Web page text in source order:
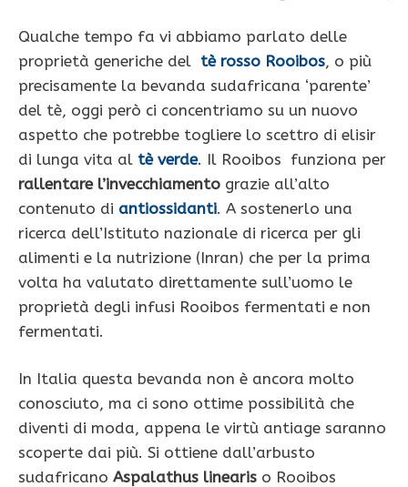
Qualche tempo fa vi abbiamo parlato delle
proprietà generiche del tè rosso Rooibos, o più
precisamente la bevanda sudafricana ‘parente’
del tè, oggi però ci concentriamo su un nuovo
aspetto che potrebbe togliere lo scettro di elisir
di lunga vita al tè verde. Il Rooibos funziona per
rallentare l’invecchiamento grazie all’alto
contenuto di antiossidanti. A sostenerlo una
ricerca dell’Istituto nazionale di ricerca per gli
alimenti e la nutrizione (Inran) che per la prima
volta ha valutato direttamente sull’uomo le
proprietà degli infusi Rooibos fermentati e non
fermentati.
In Italia questa bevanda non è ancora molto
conosciuto, ma ci sono ottime possibilità che
diventi di moda, appena le virtù antiage saranno
scoperte dai più. Si ottiene dall’arbusto
sudafricano Aspalathus linearis o Rooibos